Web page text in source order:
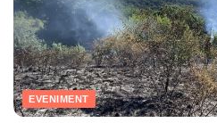
EVENIMENT